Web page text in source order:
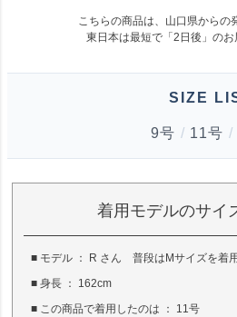
こちらの商品は、山口県からの
東日本は最短で「 2日後 」の
SIZE
9号 / 11号 /
着用モデルのサイ
■ モデル ： R さん 普段はMサイズを着用
■ 身長 ： 162cm
■ この商品で着用したのは ： 11号